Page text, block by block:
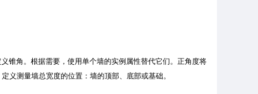
锥角。根据需要，使用单个墙的实例属性替代它们。正角度将
义测量墙总宽度的位置：墙的顶部、底部或基础。